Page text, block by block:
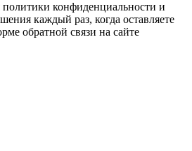
конфиденциальности и
каждый раз, когда оставляете
обратной связи на сайте